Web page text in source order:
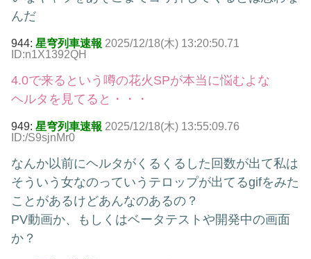
んだ
944: 星穹列車速報 2025/12/18(木) 13:20:50.71
ID:n1X1392QH
4.0で来るという噂の花火SPが本当に悩むよな
ヘルタを見てると・・・
949: 星穹列車速報 2025/12/18(木) 13:55:09.76
ID:/S9sjnMr0
なんか以前にヘルタがくるくるした回数が出て私は
そういう女なのっていうテロップが出てるgifをみた
ことがあるけどあんなのあるの？
PV動画か、もしくはベータテストや開発中の画面
か？